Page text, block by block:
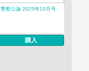
警察公論 2025年10月号
購入